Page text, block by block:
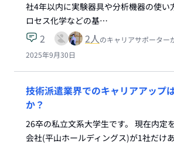
社4年以内に実験器具や分析機器の使い
ロセス化学などの基…
2 2人のキャリアサポーター
2025年9月30日
技術派遣業界でのキャリアアップ
か？
26卒の私立文系大学生です。 現在内定
会社(平山ホールディングス)が1社だけ